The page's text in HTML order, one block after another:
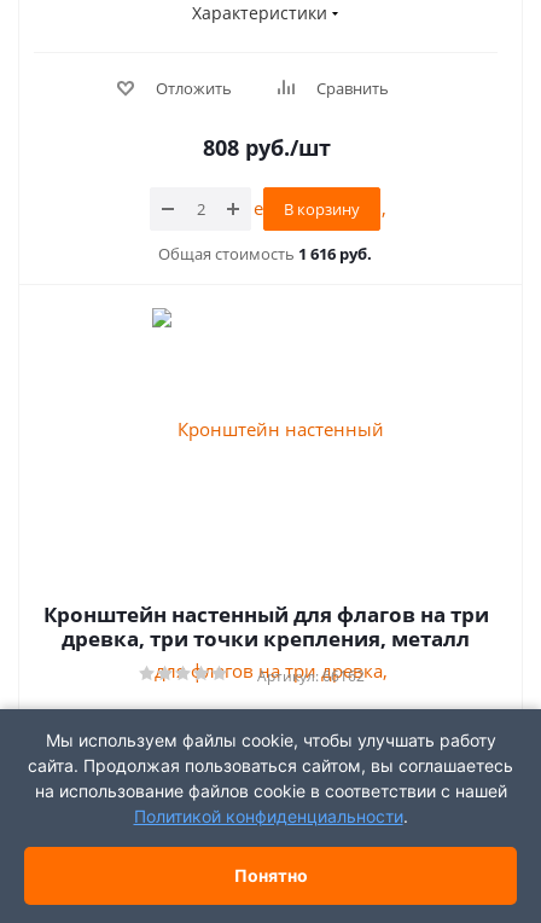
Характеристики
Отложить Сравнить
808руб./шт
В корзину
Общая стоимость 1 616 руб.
Кронштейн настенный для флагов на три
древка, три точки крепления, металл
Артикул: 66162
Характеристики
Отложить Сравнить
1 679руб./шт
Мы используем файлы cookie, чтобы улучшать работу
сайта. Продолжая пользоваться сайтом, вы соглашаетесь
на использование файлов cookie в соответствии с нашей
Политикой конфиденциальности.
Понятно